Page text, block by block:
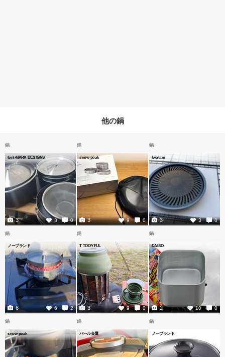
他の鍋
鍋
tent-MARK DESIGNS
3 0
3
鍋
snow peak
9 0
3
鍋
Iwatani
3 0
3
鍋
ノーブランド
6 2
6
鍋
T TOOYFUL
9 0
3
鍋
DAISO
10 0
2
鍋
snow peak
鍋
パール金属
鍋
ノーブランド